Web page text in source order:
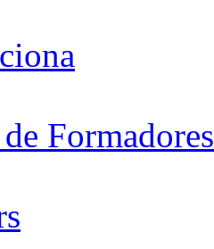
Formadores